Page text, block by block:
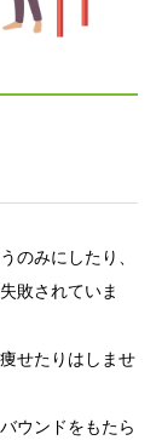
のみにしたり、
敗されていま
せたりはしませ
ウンドをもたら